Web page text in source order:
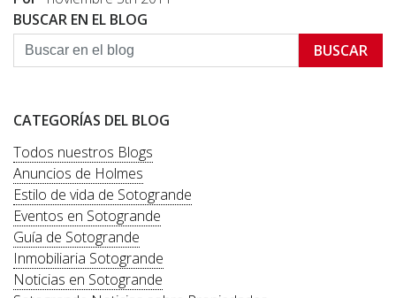
BUSCAR EN EL BLOG
BUSCAR
CATEGORÍAS DEL BLOG
Todos nuestros Blogs
Anuncios de Holmes
Estilo de vida de Sotogrande
Eventos en Sotogrande
Guía de Sotogrande
Inmobiliaria Sotogrande
Noticias en Sotogrande